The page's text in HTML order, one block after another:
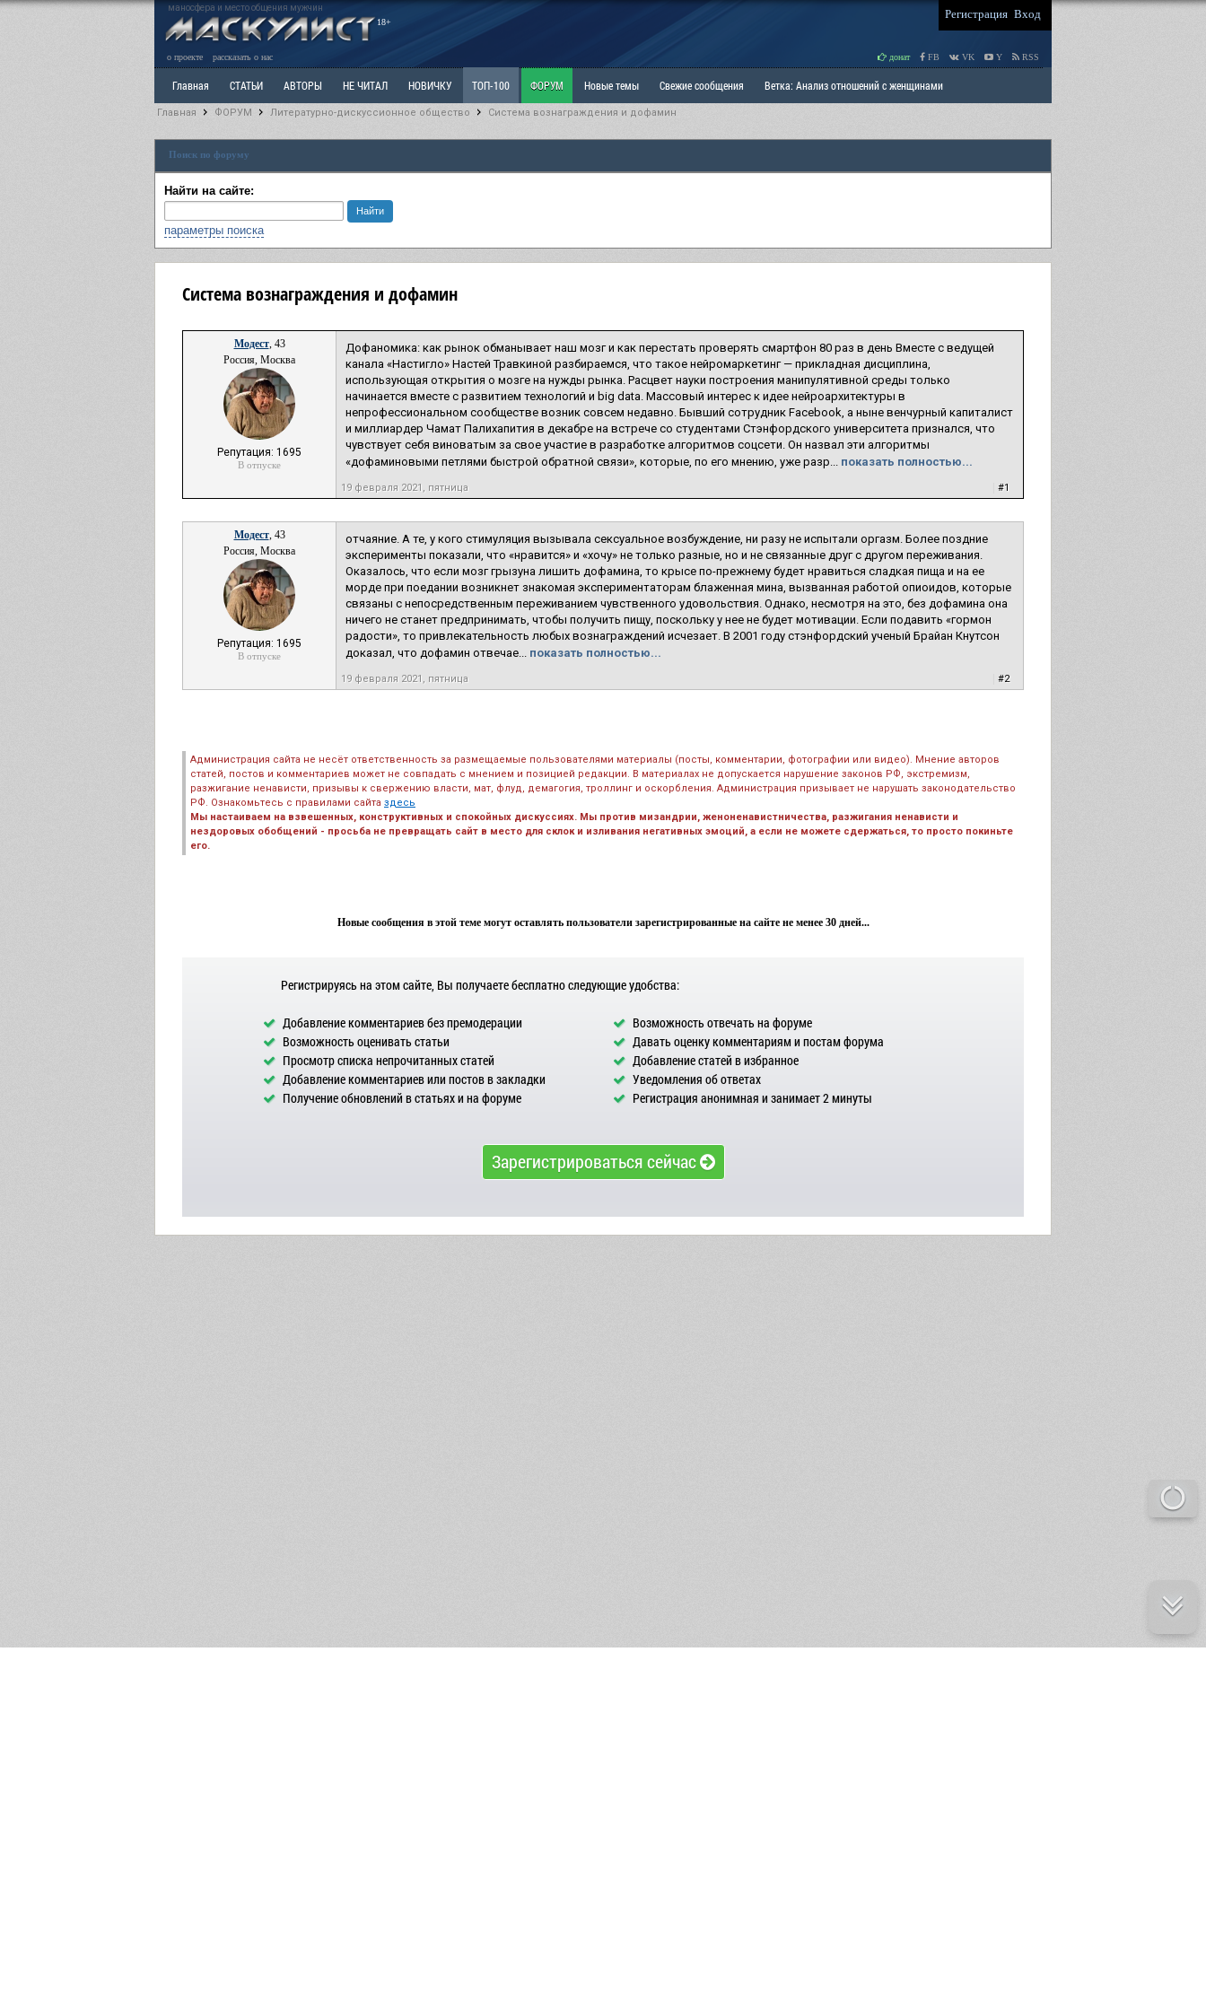
маносфера и место общения мужчин
18+
Регистрация Вход
о проекте рассказать о нас донат FB VK Y RSS
Главная СТАТЬИ АВТОРЫ НЕ ЧИТАЛ НОВИЧКУ ТОП-100 ФОРУМ Новые темы Свежие сообщения Ветка: Анализ отношений с женщинами
Ветка: Расстаюсь или Развожусь. САНЧАС Ветка: Наболевшее. Выскажись! РАЗДЕЛ: Мы и Женщины
РАЗДЕЛ: Разное
Главная ФОРУМ Литературно-дискуссионное общество Система вознаграждения и дофамин
Поиск по форуму
Найти на сайте:
параметры поиска
Система вознаграждения и дофамин
Модест, 43
Россия, Москва
Репутация: 1695
В отпуске
Дофаномика: как рынок обманывает наш мозг и как перестать проверять смартфон 80 раз в день Вместе с ведущей
канала «Настигло» Настей Травкиной разбираемся, что такое нейромаркетинг — прикладная дисциплина,
использующая открытия о мозге на нужды рынка. Расцвет науки построения манипулятивной среды только
начинается вместе с развитием технологий и big data. Массовый интерес к идее нейроархитектуры в
непрофессиональном сообществе возник совсем недавно. Бывший сотрудник Facebook, а ныне венчурный капиталист
и миллиардер Чамат Палихапития в декабре на встрече со студентами Стэнфордского университета признался, что
чувствует себя виноватым за свое участие в разработке алгоритмов соцсети. Он назвал эти алгоритмы
«дофаминовыми петлями быстрой обратной связи», которые, по его мнению, уже разр... показать полностью...
19 февраля 2021, пятница #1
Модест, 43
Россия, Москва
Репутация: 1695
В отпуске
отчаяние. А те, у кого стимуляция вызывала сексуальное возбуждение, ни разу не испытали оргазм. Более поздние
эксперименты показали, что «нравится» и «хочу» не только разные, но и не связанные друг с другом переживания.
Оказалось, что если мозг грызуна лишить дофамина, то крысе по-прежнему будет нравиться сладкая пища и на ее
морде при поедании возникнет знакомая экспериментаторам блаженная мина, вызванная работой опиоидов, которые
связаны с непосредственным переживанием чувственного удовольствия. Однако, несмотря на это, без дофамина она
ничего не станет предпринимать, чтобы получить пищу, поскольку у нее не будет мотивации. Если подавить «гормон
радости», то привлекательность любых вознаграждений исчезает. В 2001 году стэнфордский ученый Брайан Кнутсон
доказал, что дофамин отвечае... показать полностью...
19 февраля 2021, пятница #2
Администрация сайта не несёт ответственность за размещаемые пользователями материалы (посты, комментарии, фотографии или видео). Мнение авторов
статей, постов и комментариев может не совпадать с мнением и позицией редакции. В материалах не допускается нарушение законов РФ, экстремизм,
разжигание ненависти, призывы к свержению власти, мат, флуд, демагогия, троллинг и оскорбления. Администрация призывает не нарушать законодательство
РФ. Ознакомьтесь с правилами сайта здесь
Мы настаиваем на взвешенных, конструктивных и спокойных дискуссиях. Мы против мизандрии, женоненавистничества, разжигания ненависти и
нездоровых обобщений - просьба не превращать сайт в место для склок и изливания негативных эмоций, а если не можете сдержаться, то просто покиньте
его.
Новые сообщения в этой теме могут оставлять пользователи зарегистрированные на сайте не менее 30 дней...
Регистрируясь на этом сайте, Вы получаете бесплатно следующие удобства:
Добавление комментариев без премодерации
Возможность отвечать на форуме
Возможность оценивать статьи
Давать оценку комментариям и постам форума
Просмотр списка непрочитанных статей
Добавление статей в избранное
Добавление комментариев или постов в закладки
Уведомления об ответах
Получение обновлений в статьях и на форуме
Регистрация анонимная и занимает 2 минуты
Зарегистрироваться сейчас